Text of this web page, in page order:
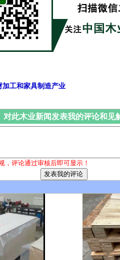
工和家具制造产业
对此木业新闻发表我的评论和见
，评论通过审核后即可显示！